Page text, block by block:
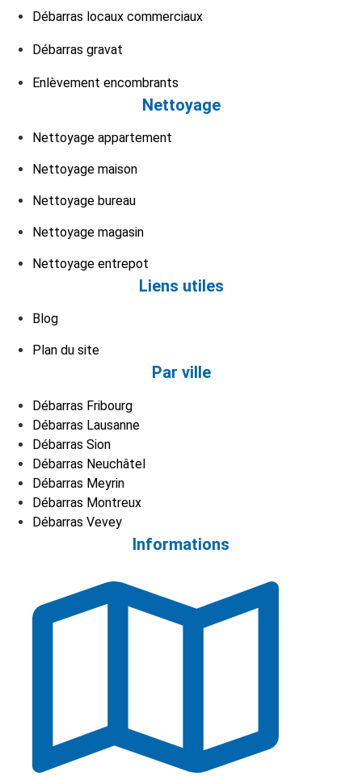
Débarras locaux commerciaux
Débarras gravat
Enlèvement encombrants
Nettoyage
Nettoyage appartement
Nettoyage maison
Nettoyage bureau
Nettoyage magasin
Nettoyage entrepot
Liens utiles
Blog
Plan du site
Par ville
Débarras Fribourg
Débarras Lausanne
Débarras Sion
Débarras Neuchâtel
Débarras Meyrin
Débarras Montreux
Débarras Vevey
Informations